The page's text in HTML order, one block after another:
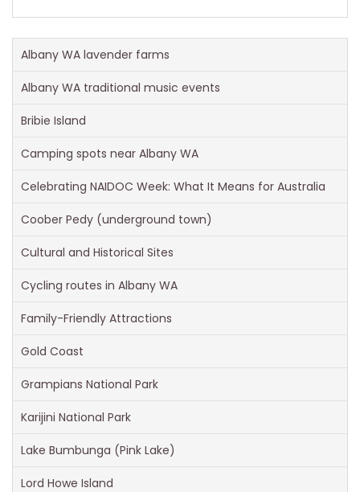
Albany WA lavender farms
Albany WA traditional music events
Bribie Island
Camping spots near Albany WA
Celebrating NAIDOC Week: What It Means for Australia
Coober Pedy (underground town)
Cultural and Historical Sites
Cycling routes in Albany WA
Family-Friendly Attractions
Gold Coast
Grampians National Park
Karijini National Park
Lake Bumbunga (Pink Lake)
Lord Howe Island